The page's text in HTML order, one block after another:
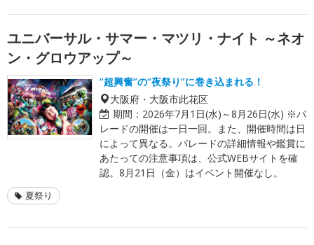
ユニバーサル・サマー・マツリ・ナイト ～ネオ
ン・グロウアップ～
“超興奮”の“夜祭り”に巻き込まれる！
大阪府・大阪市此花区
期間： 2026年7月1日(水)～8月26日(水) ※パ
レードの開催は一日一回。また、開催時間は日
によって異なる。パレードの詳細情報や鑑賞に
あたっての注意事項は、公式WEBサイトを確
認。8月21日（金）はイベント開催なし。
夏祭り